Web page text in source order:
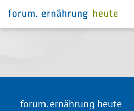
forum. ernährung heute